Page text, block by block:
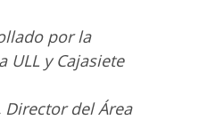
por la
ULL y Cajasiete
Director del Área